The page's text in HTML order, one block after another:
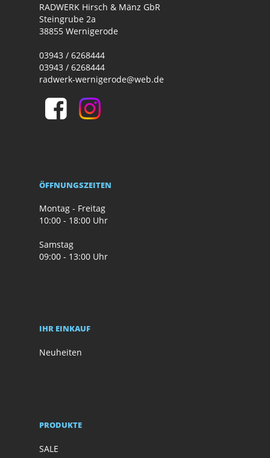
RADWERK Hirsch & Mänz GbR
Steingrube 2a
38855 Wernigerode
03943 / 6268444
03943 / 6268444
radwerk-wernigerode@web.de
ÖFFNUNGSZEITEN
Montag - Freitag
10:00 - 18:00 Uhr
Samstag
09:00 - 13:00 Uhr
IHR EINKAUF
Neuheiten
PRODUKTE
SALE